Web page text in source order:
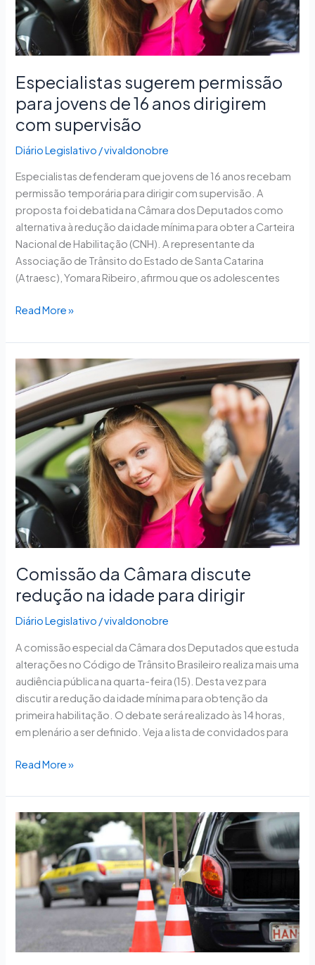
Especialistas sugerem permissão
para jovens de 16 anos dirigirem
com supervisão
Diário Legislativo /vivaldonobre
Especialistas defenderam que jovens de 16 anos recebam
permissão temporária para dirigir com supervisão. A
proposta foi debatida na Câmara dos Deputados como
alternativa à redução da idade mínima para obter a Carteira
Nacional de Habilitação (CNH). A representante da
Associação de Trânsito do Estado de Santa Catarina
(Atraesc), Yomara Ribeiro, afirmou que os adolescentes
dirigirem
com
supervisão
Read More »
Comissão da Câmara discute
redução na idade para dirigir
Diário Legislativo /vivaldonobre
A comissão especial da Câmara dos Deputados que estuda
alterações no Código de Trânsito Brasileiro realiza mais uma
audiência pública na quarta-feira (15). Desta vez para
discutir a redução da idade mínima para obtenção da
primeira habilitação. O debate será realizado às 14 horas,
em plenário a ser definido. Veja a lista de convidados para
Comissão
da
Câmara
discute
redução
na
idade
para
dirigir
Read More »
Comissão
mista
da
MP
sobre
renovação
é